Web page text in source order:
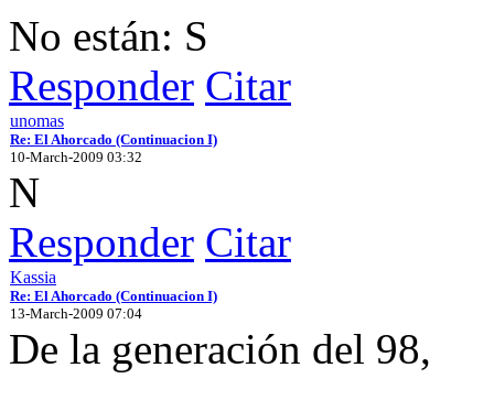
No están: S
Responder Citar
unomas
Re: El Ahorcado (Continuacion I)
10-March-2009 03:32
N
Responder Citar
Kassia
Re: El Ahorcado (Continuacion I)
13-March-2009 07:04
De la generación del 98,